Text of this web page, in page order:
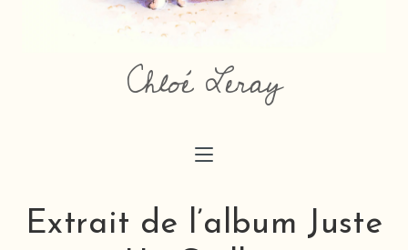
Chloé Leray
Extrait de l’album Juste